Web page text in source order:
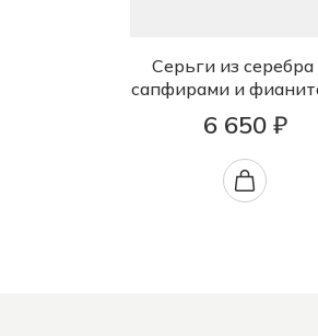
Серьги из серебра
сапфирами и
6 650 ₽